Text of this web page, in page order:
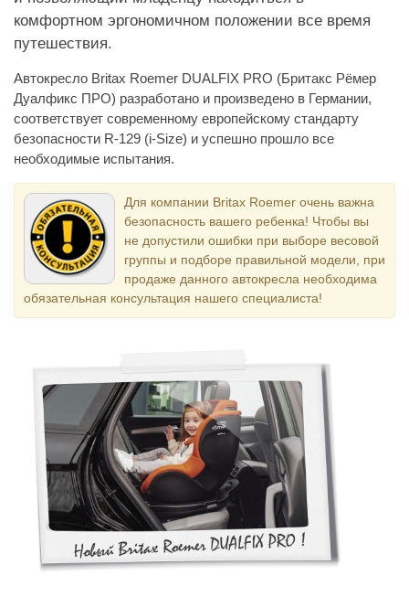
комфортном эргономичном положении все время
путешествия.
Автокресло Britax Roemer DUALFIX PRO (Бритакс Рёмер
Дуалфикс ПРО) разработано и произведено в Германии,
соответствует современному европейскому стандарту
безопасности R-129 (i-Size) и успешно прошло все
необходимые испытания.
Для компании Britax Roemer очень важна
безопасность вашего ребенка! Чтобы вы
не допустили ошибки при выборе весовой
группы и подборе правильной модели, при
продаже данного автокресла необходима
обязательная консультация нашего специалиста!